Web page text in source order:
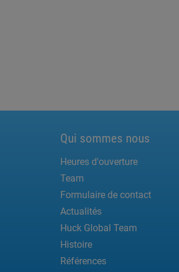
Qui sommes nous
Heures d'ouverture
Team
Formulaire de contact
Actualités
Huck Global Team
Histoire
Références